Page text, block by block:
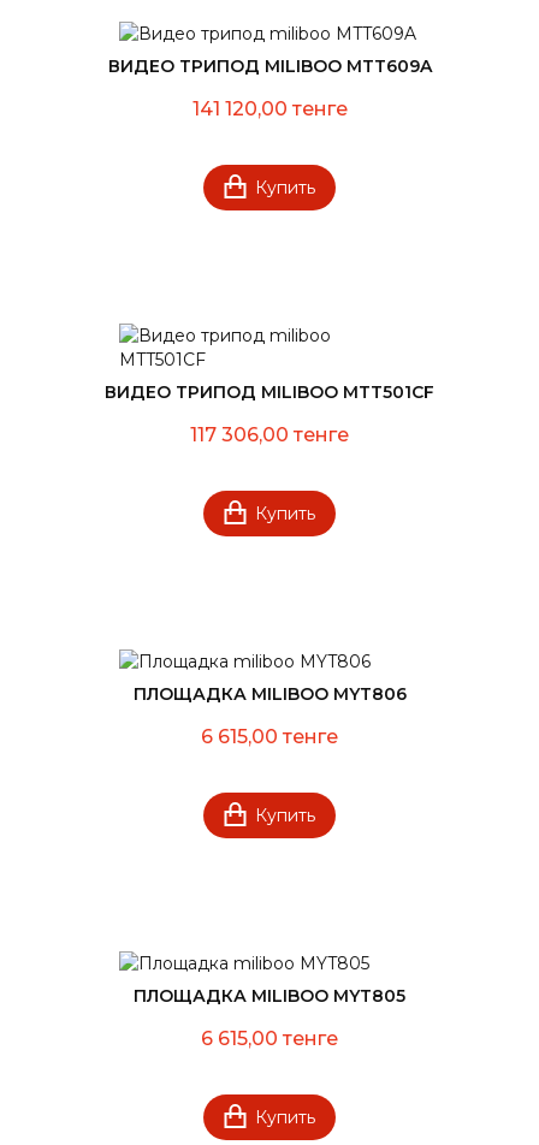
ВИДЕО ТРИПОД MILIBOO MTT609A
141 120,00 тенге
Купить
ВИДЕО ТРИПОД MILIBOO MTT501CF
117 306,00 тенге
Купить
ПЛОЩАДКА MILIBOO MYT806
6 615,00 тенге
Купить
ПЛОЩАДКА MILIBOO MYT805
6 615,00 тенге
Купить